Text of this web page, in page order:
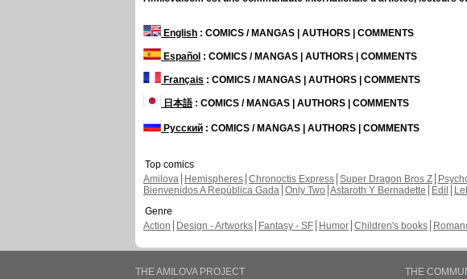
English : COMICS / MANGAS | AUTHORS | COMMENTS
Español : COMICS / MANGAS | AUTHORS | COMMENTS
Français : COMICS / MANGAS | AUTHORS | COMMENTS
日本語: COMICS / MANGAS | AUTHORS | COMMENTS
Русский : COMICS / MANGAS | AUTHORS | COMMENTS
Top comics
Amilova
Hemispheres Chronoctis Express Super Dragon Bros Z
Bienvenidos A República Gada Only Two Astaroth Y Bernadette Edil
Genre
Action
Design - Artworks Fantasy - SF Humor Children's books
THE AMILOVA PROJECT THE